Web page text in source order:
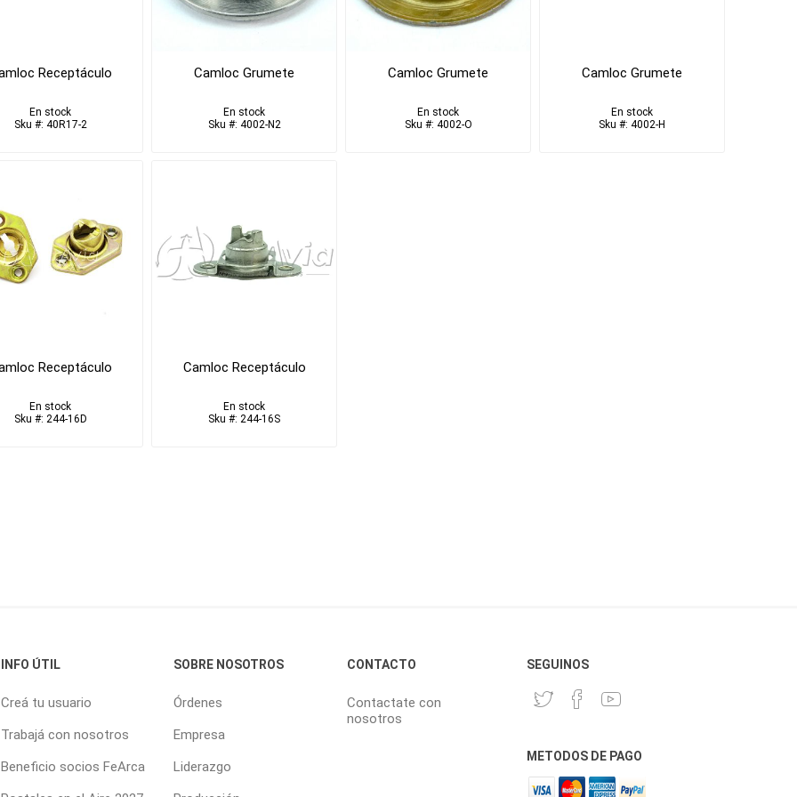
Receptáculo
En stock
Sku #: 40R17-2
Camloc Grumete
En stock
Sku #: 4002-N2
Camloc Grumete
En stock
Sku #: 4002-O
Camloc Grumete
En stock
Sku #: 4002-H
Receptáculo
En stock
Sku #: 244-16D
Camloc Receptáculo
En stock
Sku #: 244-16S
INFO ÚTIL
Creá tu usuario
Trabajá con nosotros
Beneficio socios FeArca
SOBRE NOSOTROS
Órdenes
Empresa
Liderazgo
CONTACTO
Contactate con
nosotros
SEGUINOS
METODOS DE PAGO